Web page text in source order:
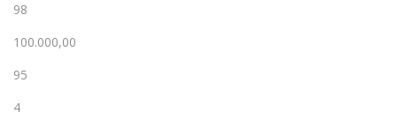
98
100.000,00
95
4